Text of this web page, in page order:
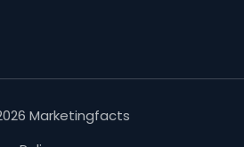
Marketingfacts